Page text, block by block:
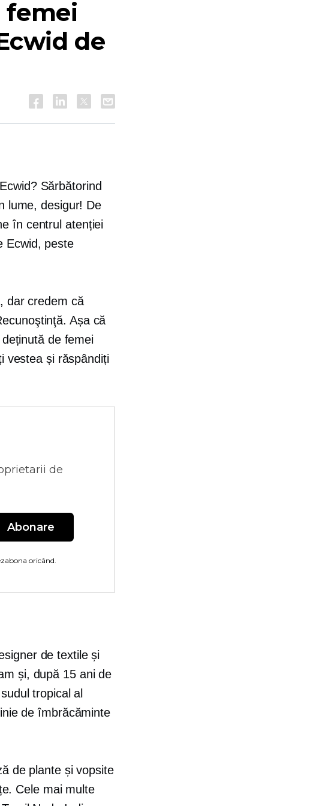
femei
de
Sărbătorind
lume, desigur! De
în centrul atenției
Ecwid, peste
dar credem că
Așa că
deținută de femei
vestea și răspândiți
de
Abonare
oricând.
de textile și
și, după 15 ani de
tropical al
linie de îmbrăcăminte
de plante și vopsite
Cele mai multe